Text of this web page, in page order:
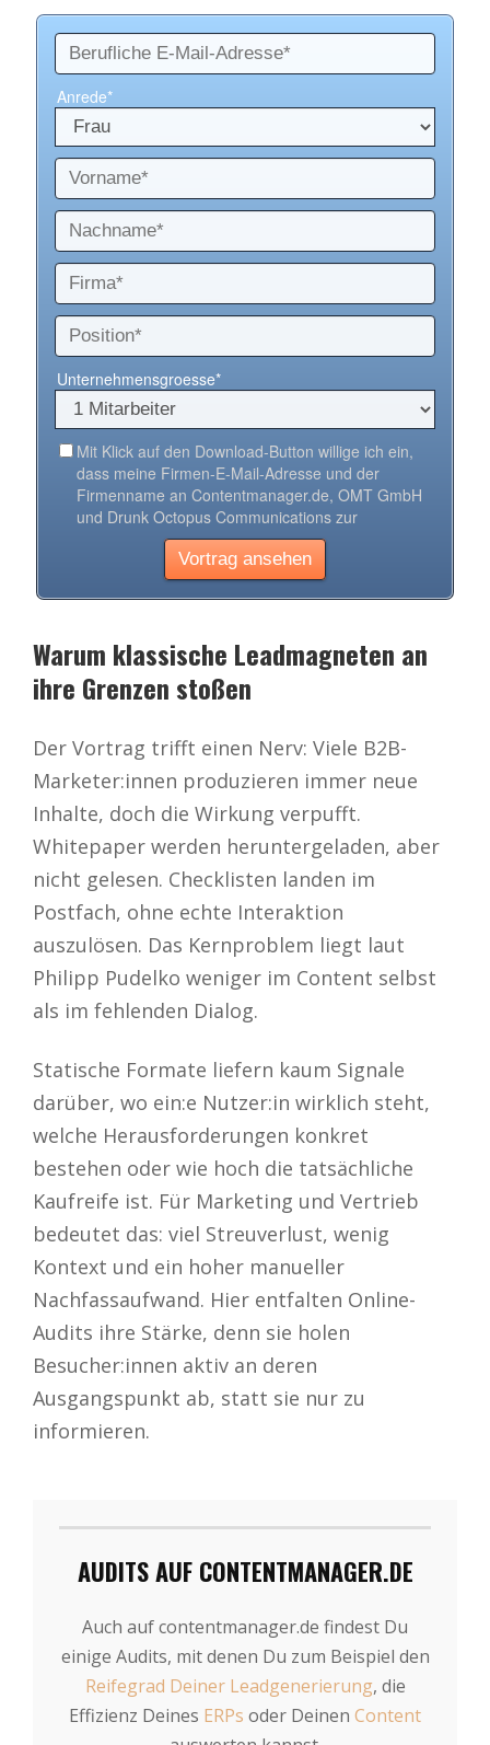
Warum klassische Leadmagneten an
ihre Grenzen stoßen
Der Vortrag trifft einen Nerv: Viele B2B-
Marketer:innen produzieren immer neue
Inhalte, doch die Wirkung verpufft.
Whitepaper werden heruntergeladen, aber
nicht gelesen. Checklisten landen im
Postfach, ohne echte Interaktion
auszulösen. Das Kernproblem liegt laut
Philipp Pudelko weniger im Content selbst
als im fehlenden Dialog.
Statische Formate liefern kaum Signale
darüber, wo ein:e Nutzer:in wirklich steht,
welche Herausforderungen konkret
bestehen oder wie hoch die tatsächliche
Kaufreife ist. Für Marketing und Vertrieb
bedeutet das: viel Streuverlust, wenig
Kontext und ein hoher manueller
Nachfassaufwand. Hier entfalten Online-
Audits ihre Stärke, denn sie holen
Besucher:innen aktiv an deren
Ausgangspunkt ab, statt sie nur zu
informieren.
AUDITS AUF CONTENTMANAGER.DE
Auch auf contentmanager.de findest Du
einige Audits, mit denen Du zum Beispiel den
Reifegrad Deiner Leadgenerierung, die
Effizienz Deines ERPs oder Deinen Content